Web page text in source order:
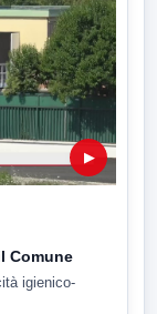
▶
Comune
igienico-